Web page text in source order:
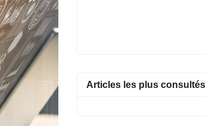
Articles les plus consultés